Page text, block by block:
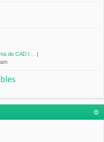
de CAD l…